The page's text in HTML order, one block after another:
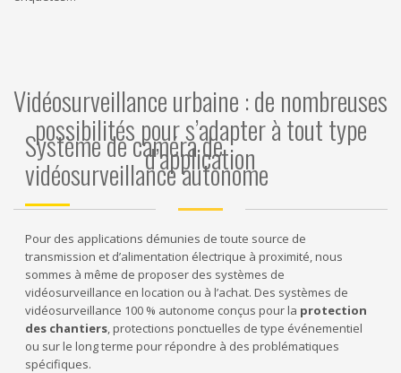
Vidéosurveillance urbaine : de nombreuses
possibilités pour s’adapter à tout type
d’application
Système de caméra de
vidéosurveillance autonome
Pour des applications démunies de toute source de
transmission et d’alimentation électrique à proximité, nous
sommes à même de proposer des systèmes de
vidéosurveillance en location ou à l’achat. Des systèmes de
vidéosurveillance 100 % autonome conçus pour la protection
des chantiers, protections ponctuelles de type événementiel
ou sur le long terme pour répondre à des problématiques
spécifiques.